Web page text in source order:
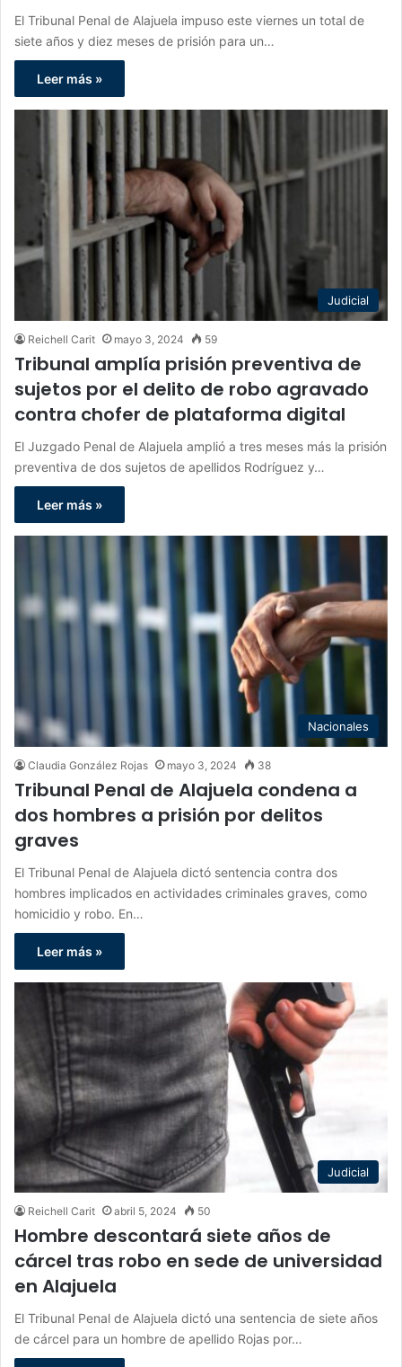
El Tribunal Penal de Alajuela impuso este viernes un total de
siete años y diez meses de prisión para un…
Leer más »
Judicial
Reichell Carit mayo 3, 2024 59
Tribunal amplía prisión preventiva de
sujetos por el delito de robo agravado
contra chofer de plataforma digital
El Juzgado Penal de Alajuela amplió a tres meses más la prisión
preventiva de dos sujetos de apellidos Rodríguez y…
Leer más »
Nacionales
Claudia González Rojas mayo 3, 2024 38
Tribunal Penal de Alajuela condena a
dos hombres a prisión por delitos
graves
El Tribunal Penal de Alajuela dictó sentencia contra dos
hombres implicados en actividades criminales graves, como
homicidio y robo. En…
Leer más »
Judicial
Reichell Carit abril 5, 2024 50
Hombre descontará siete años de
cárcel tras robo en sede de universidad
en Alajuela
El Tribunal Penal de Alajuela dictó una sentencia de siete años
de cárcel para un hombre de apellido Rojas por…